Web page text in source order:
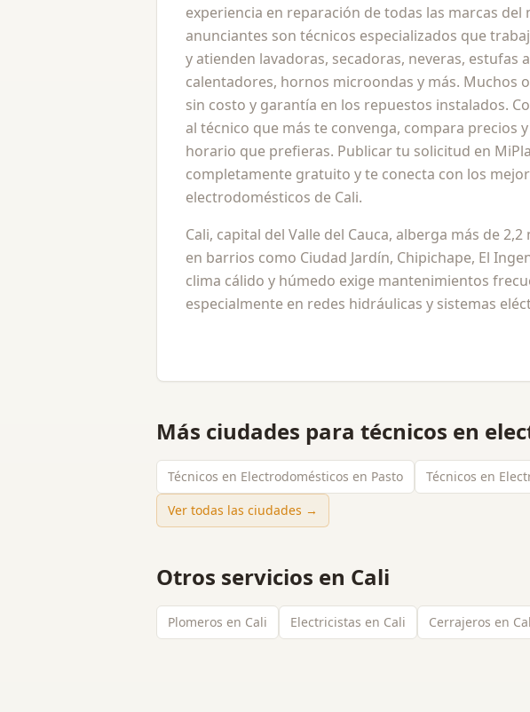
experiencia en reparación de todas las marcas del
anunciantes son técnicos especializados que
y atienden lavadoras, secadoras, neveras, estufas
calentadores, hornos microondas y más. Muchos
sin costo y garantía en los repuestos instalados.
al técnico que más te convenga, compara precios
horario que prefieras. Publicar tu solicitud en
completamente gratuito y te conecta con los
electrodomésticos de Cali.
Cali, capital del Valle del Cauca, alberga más de
en barrios como Ciudad Jardín, Chipichape, El
clima cálido y húmedo exige mantenimientos
especialmente en redes hidráulicas y sistemas
Más ciudades para técnicos en
Técnicos en Electrodomésticos en Pasto Técnicos en
Ver todas las ciudades →
Otros servicios en Cali
Plomeros en Cali Electricistas en Cali Cerrajeros en